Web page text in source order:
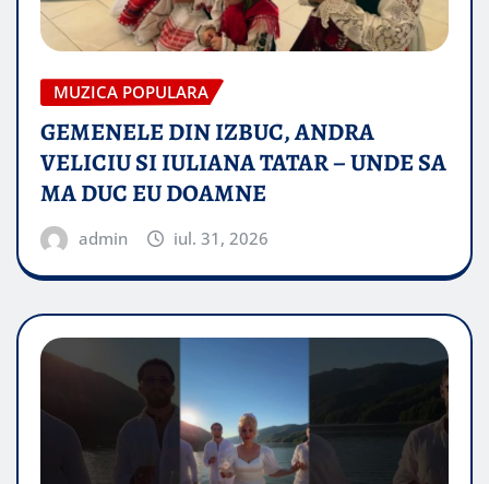
MUZICA POPULARA
GEMENELE DIN IZBUC, ANDRA
VELICIU SI IULIANA TATAR – UNDE SA
MA DUC EU DOAMNE
admin iul. 31, 2026